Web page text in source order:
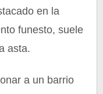
en la
funesto, suele
asta.
a un barrio